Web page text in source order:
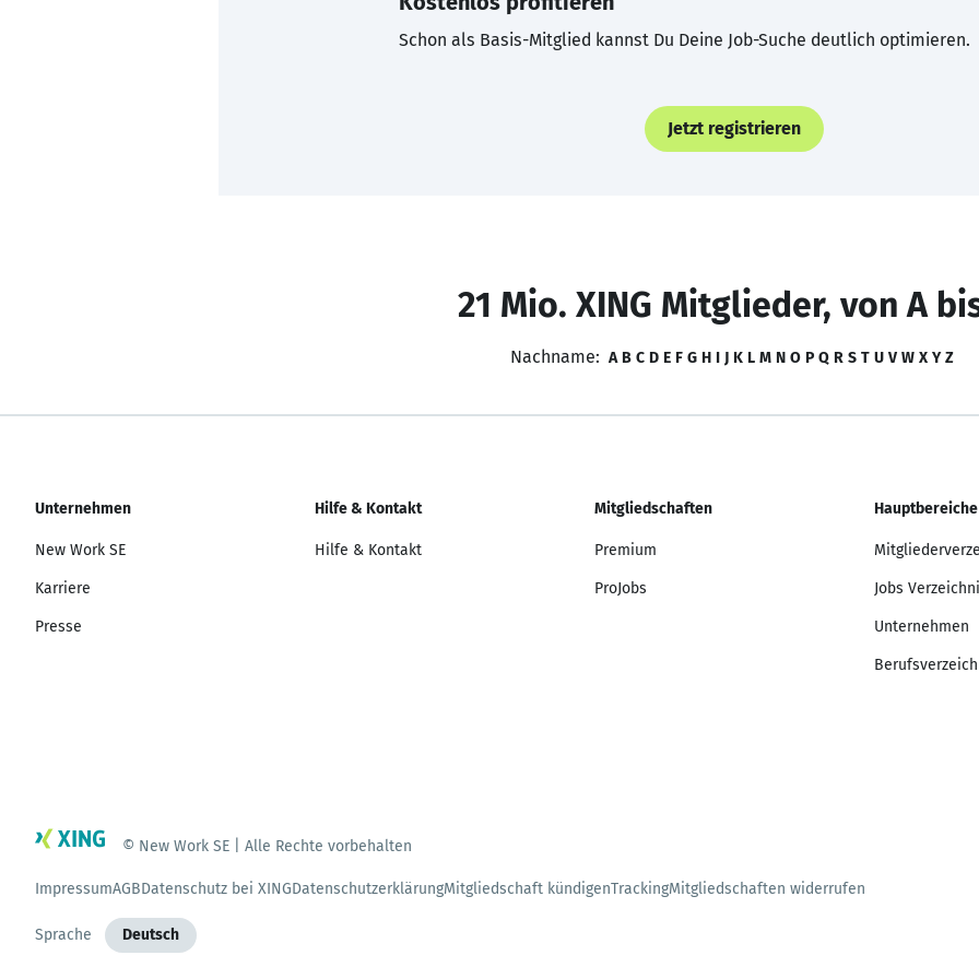
Schon als Basis-Mitglied kannst Du Deine Job-Suche deutlich optimieren.
Jetzt registrieren
21 Mio. XING Mitglieder, von A
Nachname: A B C D E F G H I J K L M N O P Q R S T U V W X Y Z
Unternehmen
New Work SE
Karriere
Presse
Hilfe & Kontakt
Hilfe & Kontakt
Mitgliedschaften
Premium
ProJobs
Hauptbereiche
Jobs
Unternehmen
© New Work SE | Alle Rechte vorbehalten
ImpressumAGBDatenschutz bei XINGDatenschutzerklärungMitgliedschaft kündigenTrackingMitgliedschaften widerrufen
Sprache Deutsch